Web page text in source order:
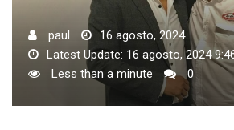
paul
16 agosto, 2024
Latest Update: 16 agosto, 2024
Less than a minute
0